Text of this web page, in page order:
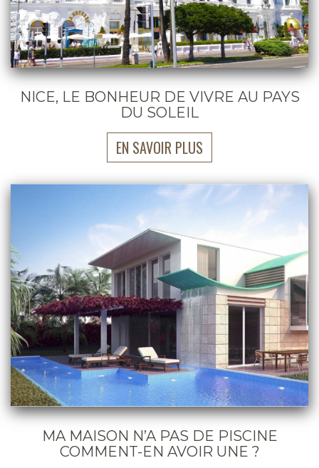
NICE, LE BONHEUR DE VIVRE AU PAYS
DU SOLEIL
EN SAVOIR PLUS
MA MAISON N’A PAS DE PISCINE
COMMENT-EN AVOIR UNE ?